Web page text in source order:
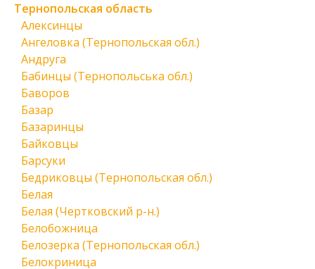
Тернопольская область
Алексинцы
Ангеловка (Тернопольская обл.)
Андруга
Бабинцы (Тернопольська обл.)
Баворов
Базар
Базаринцы
Байковцы
Барсуки
Бедриковцы (Тернопольская обл.)
Белая
Белая (Чертковский р-н.)
Белобожница
Белозерка (Тернопольская обл.)
Белокриница